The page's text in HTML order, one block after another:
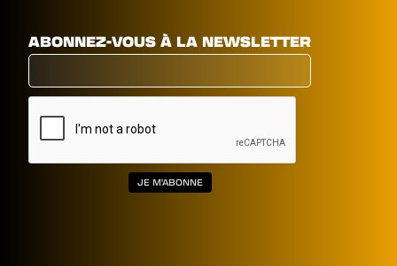
ABONNEZ-VOUS À LA NEWSLETTER